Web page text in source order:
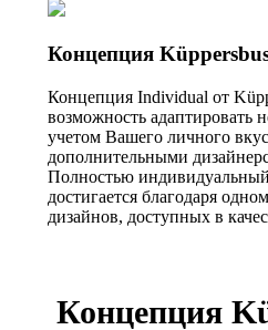
Концепция
Концепция Individual от
возможность адаптировать
учетом Вашего личного
дополнительными
Полностью
достигается благодаря
дизайнов, доступных в
Концепция